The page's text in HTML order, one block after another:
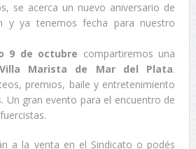
se acerca un nuevo aniversario de
y ya tenemos fecha para nuestro
9 de octubre compartiremos una
Villa Marista de Mar del Plata.
premios, baile y entretenimiento
Un gran evento para el encuentro de
a la venta en el Sindicato o podés